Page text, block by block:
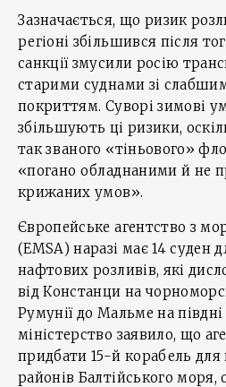
Зазначається, що ризик
регіоні збільшився після
санкції змусили росію
старими суднами зі
покриттям. Суворі зимові
збільшують ці ризики,
так званого «тіньового»
«погано обладнаними й не
крижаних умов».
Європейське агентство з
(EMSA) наразі має 14 суден
нафтових розливів, які
від Констанци на
Румунії до Мальме на півдні
міністерство заявило, що
придбати 15-й корабель для
районів Балтійського моря,